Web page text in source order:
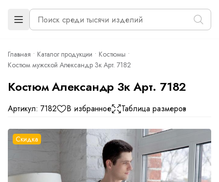
Главная Каталог продукции
Костюмы
Костюм мужской Александр 3к Арт. 7182
Костюм Александр 3к Арт. 7182
Артикул: 7182 В избранное Таблица размеров
Скидка